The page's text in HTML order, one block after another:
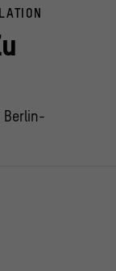
© Andreas Deinert
Berlin-